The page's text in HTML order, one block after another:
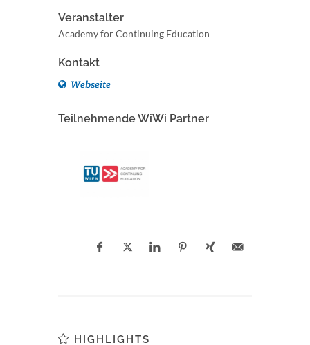
Veranstalter
Academy for Continuing Education
Kontakt
Webseite
Teilnehmende WiWi Partner
HIGHLIGHTS